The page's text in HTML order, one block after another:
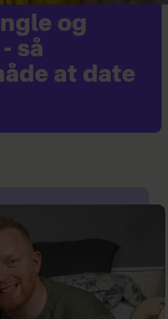
og
så
at date